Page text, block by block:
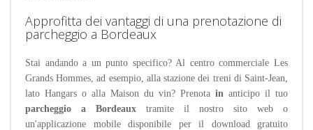
Approfitta dei vantaggi di una prenotazione di
parcheggio a Bordeaux
Stai andando a un punto specifico? Al centro commerciale Les
Grands Hommes, ad esempio, alla stazione dei treni di Saint-Jean,
lato Hangars o alla Maison du vin? Prenota in anticipo il tuo
parcheggio a Bordeaux tramite il nostro sito web o
un'applicazione mobile disponibile per il download gratuito